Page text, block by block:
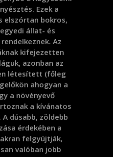
Ezek a
elszórtan bokros,
állat- és
Az
kifejezetten
azonban az
létesített (főleg
ahogyan a
a növényevő
a kívánatos
dúsabb, zöldebb
érdekében a
felgyújtják,
valóban jobb